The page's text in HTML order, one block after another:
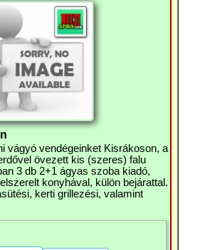
vágyó vendégeinket Kisrákoson, a
övezett kis (szeres) falu
3 db 2+1 ágyas szoba kiadó,
konyhával, külön bejárattal.
kerti grillezési, valamint